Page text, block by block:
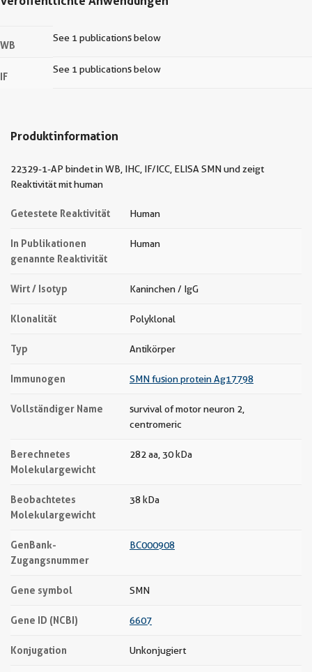
WB
See 1 publications below
IF
See 1 publications below
Produktinformation
22329-1-AP bindet in WB, IHC, IF/ICC, ELISA SMN und zeigt
Reaktivität mit human
Getestete Reaktivität Human
In Publikationen
genannte Reaktivität
Human
Wirt / Isotyp Kaninchen / IgG
Klonalität Polyklonal
Typ Antikörper
Immunogen SMN fusion protein Ag17798
Vollständiger Name
survival of motor neuron 2,
centromeric
Berechnetes
Molekulargewicht
282 aa, 30 kDa
Beobachtetes
Molekulargewicht
38 kDa
GenBank-
Zugangsnummer
BC000908
Gene symbol SMN
Gene ID (NCBI) 6607
Konjugation Unkonjugiert